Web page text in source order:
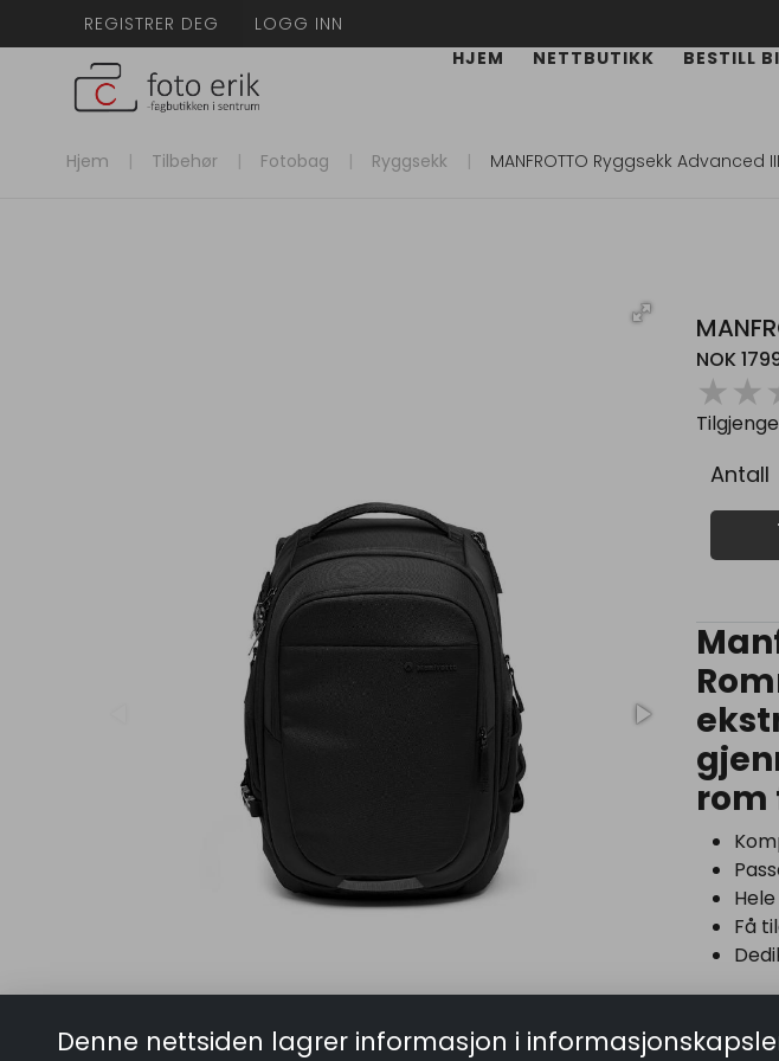
HJEM NETTBUTIKK BESTILL
REGISTRER DEG LOGG INN
Hjem Tilbehør Fotobag Ryggsekk MANFROTTO Ryggsekk Advanced
NOK
( )
★
( ) ★
( )
( )
( )
Antall
rom
Få
Denne nettsiden lagrer informasjon i